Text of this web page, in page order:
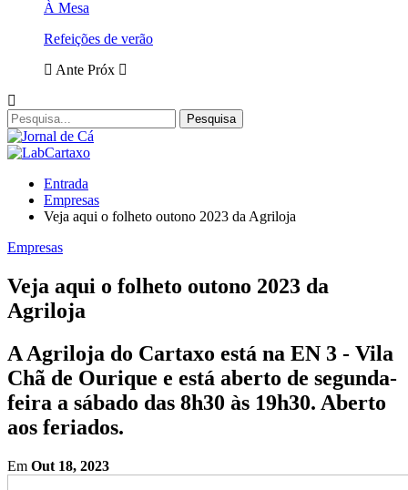
À Mesa
Refeições de verão
Ante Próx
Entrada
Empresas
Veja aqui o folheto outono 2023 da Agriloja
Empresas
Veja aqui o folheto outono 2023 da
Agriloja
A Agriloja do Cartaxo está na EN 3 - Vila
Chã de Ourique e está aberto de segunda-
feira a sábado das 8h30 às 19h30. Aberto
aos feriados.
Em Out 18, 2023